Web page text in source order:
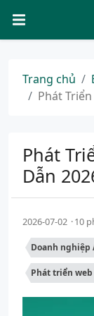
Trang chủ
Phát
Phát
Dẫn
2026-07-02 10
Doanh nghiệp
Phát triển web